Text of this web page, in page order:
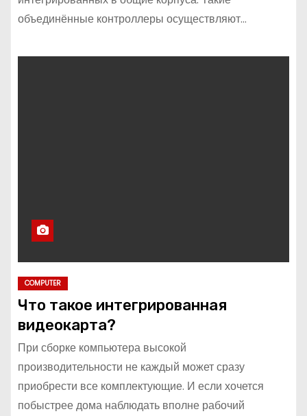
объединённые контроллеры осуществляют…
COMPUTER
Что такое интегрированная
видеокарта?
При сборке компьютера высокой
производительности не каждый может сразу
приобрести все комплектующие. И если хочется
побыстрее дома наблюдать вполне рабочий